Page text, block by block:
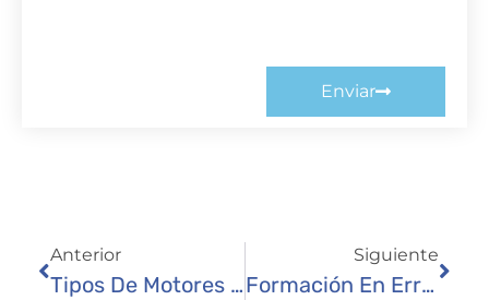
Enviar
Anterior
Tipos De Motores Para Puertas De Garaje: Guía Completa
Siguiente
Formación En Erreka: Seguimos Aprendiendo Para Ofrecer Lo Mejor A Nuestros Clientes